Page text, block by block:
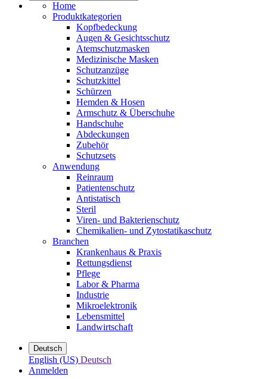
Home
Produktkategorien
Kopfbedeckung
Augen & Gesichtsschutz
Atemschutzmasken
Medizinische Masken
Schutzanzüge
Schutzkittel
Schürzen
Hemden & Hosen
Armschutz & Überschuhe
Handschuhe
Abdeckungen
Zubehör
Schutzsets
Anwendung
Reinraum
Patientenschutz
Antistatisch
Steril
Viren- und Bakterienschutz
Chemikalien- und Zytostatikaschutz
Branchen
Krankenhaus & Praxis
Rettungsdienst
Pflege
Labor & Pharma
Industrie
Mikroelektronik
Lebensmittel
Landwirtschaft
Deutsch
English (US) Deutsch
Anmelden